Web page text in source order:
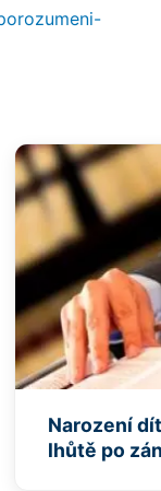
Narození
lhůtě po